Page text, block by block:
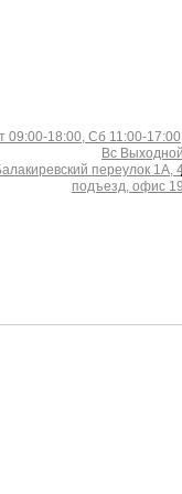
09:00-18:00, Сб 11:00-
Вс Выходной
переулок 1А,
подъезд, офис 19